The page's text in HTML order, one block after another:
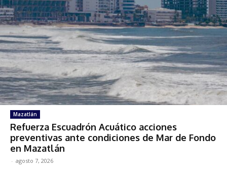
Mazatlán
Refuerza Escuadrón Acuático acciones
preventivas ante condiciones de Mar de Fondo
en Mazatlán
- agosto 7, 2026